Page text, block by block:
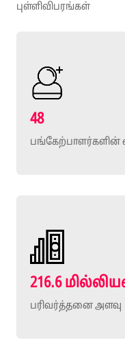
புள்ளிவிபரங்கள்
48
216.6
பரிவர்த்தனை அளவு